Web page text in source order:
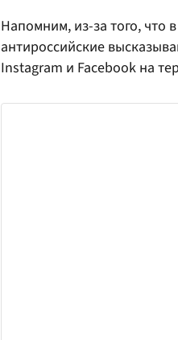
Напомним, из-за того, что
антироссийские
Instagram и Facebook на